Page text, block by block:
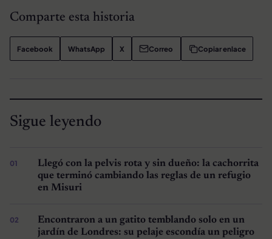
Comparte esta historia
Facebook WhatsApp X Correo Copiar enlace
Sigue leyendo
Llegó con la pelvis rota y sin dueño: la cachorrita
que terminó cambiando las reglas de un refugio
en Misuri
Encontraron a un gatito temblando solo en un
jardín de Londres: su pelaje escondía un peligro